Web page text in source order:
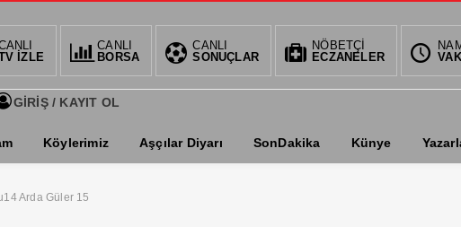
İZLE
CANLI
BORSA
CANLI
SONUÇLAR
NÖBETÇİ
ECZANELER
BIST
0.61% 1.359,55 %
GİRİŞ / KAYIT OL
Köylerimiz Aşçılar Diyarı SonDakika Künye
Arda Güler 15